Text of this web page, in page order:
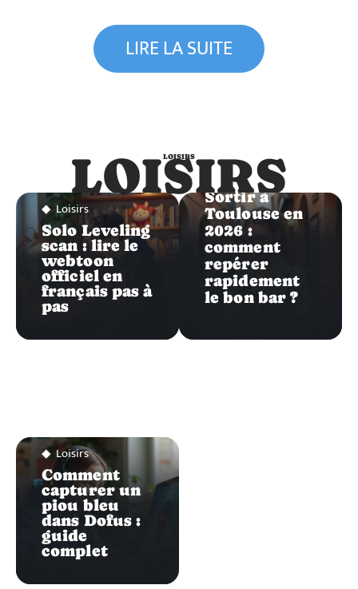
LIRE LA SUITE
LOISIRS
LOISIRS
Loisirs
Solo Leveling
scan : lire le
webtoon
officiel en
français pas à
pas
Loisirs
Comment
capturer un
piou bleu
dans Dofus :
guide
complet
Loisirs
Sortir à
Toulouse en
2026 :
comment
repérer
rapidement
le bon bar ?